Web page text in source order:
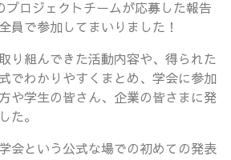
プロジェクトチームが応募した報告
員で参加してまいりました！
り組んできた活動内容や、得られた
でわかりやすくまとめ、学会に参加
や学生の皆さん、企業の皆さまに発
た。
会という公式な場での初めての発表